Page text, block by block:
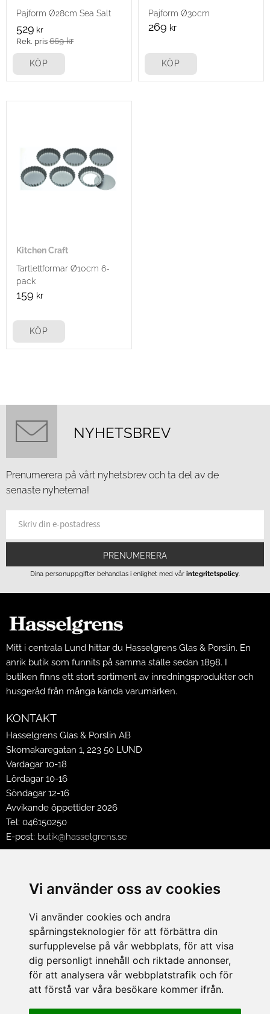
Vi använder oss av cookies
Vi använder cookies och andra
spårningsteknologier för att förbättra din
surfupplevelse på vår webbplats, för att visa
dig personligt innehåll och riktade annonser,
för att analysera vår webbplatstrafik och för
att förstå var våra besökare kommer ifrån.
Pajform Ø28cm Sea Salt
529 kr
669kr
KÖP
Pajform Ø30cm
269 kr
KÖP
Kitchen Craft
Tartlettformar Ø10cm 6-
pack
159 kr
KÖP
NYHETSBREV
Prenumerera på vårt nyhetsbrev och ta del av de
senaste nyheterna!
PRENUMERERA
Dina personuppgifter behandlas i enlighet med vår integritetspolicy.
Mitt i centrala Lund hittar du Hasselgrens Glas & Porslin. En
anrik butik som funnits på samma ställe sedan 1898. I
butiken finns ett stort sortiment av inredningsprodukter och
husgeråd från många kända varumärken.
KONTAKT
Hasselgrens Glas & Porslin AB
Skomakaregatan 1, 223 50 LUND
Vardagar 10-18
Lördagar 10-16
Söndagar 12-16
Avvikande öppettider 2026
Tel: 046150250
E-post: butik@hasselgrens.se
INFORMATION
Om oss
Mina sidor
Köpvillkor
Policy & Cookies